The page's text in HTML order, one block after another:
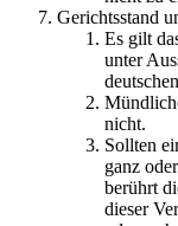
Gerichtsstand
Es gilt
unter
nicht.
Sollten
ganz
berührt
dieser